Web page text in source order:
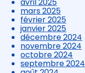
mars 2025
février 2025
janvier 2025
décembre 2024
novembre 2024
octobre 2024
septembre 2024